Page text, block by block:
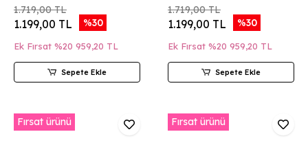
1.719,00 TL
1.199,00 TL %30
Ek Fırsat %20 959,20 TL
Sepete Ekle
1.719,00 TL
1.199,00 TL %30
Ek Fırsat %20 959,20 TL
Sepete Ekle
Fırsat ürünü Fırsat ürünü